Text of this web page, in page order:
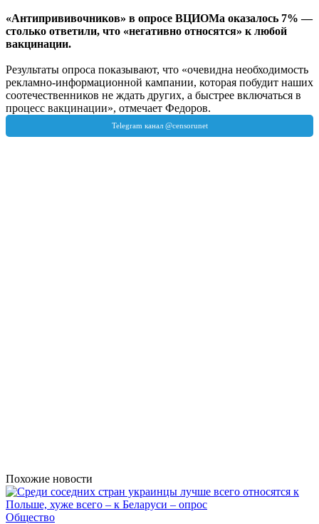
«Антипрививочников» в опросе ВЦИОМа оказалось 7% —
столько ответили, что «негативно относятся» к любой
вакцинации.
Результаты опроса показывают, что «очевидна необходимость
рекламно-информационной кампании, которая побудит наших
соотечественников не ждать других, а быстрее включаться в
процесс вакцинации», отмечает Федоров.
Похожие новости
Общество